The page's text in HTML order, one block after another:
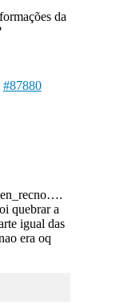
da
#87880
quebrar a
igual das
era oq